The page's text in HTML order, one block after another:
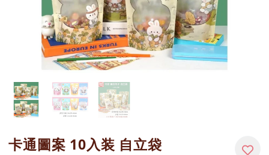
卡通圖案 10入装 自立袋